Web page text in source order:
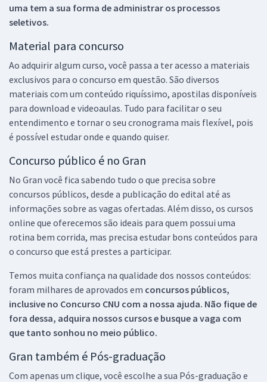
uma tem a sua forma de administrar os processos
seletivos.
Material para concurso
Ao adquirir algum curso, você passa a ter acesso a materiais
exclusivos para o concurso em questão. São diversos
materiais com um conteúdo riquíssimo, apostilas disponíveis
para download e videoaulas. Tudo para facilitar o seu
entendimento e tornar o seu cronograma mais flexível, pois
é possível estudar onde e quando quiser.
Concurso público é no Gran
No Gran você fica sabendo tudo o que precisa sobre
concursos públicos, desde a publicação do edital até as
informações sobre as vagas ofertadas. Além disso, os cursos
online que oferecemos são ideais para quem possui uma
rotina bem corrida, mas precisa estudar bons conteúdos para
o concurso que está prestes a participar.
Temos muita confiança na qualidade dos nossos conteúdos:
foram milhares de aprovados em concursos públicos,
inclusive no Concurso CNU com a nossa ajuda. Não fique de
fora dessa, adquira nossos cursos e busque a vaga com
que tanto sonhou no meio público.
Gran também é Pós-graduação
Com apenas um clique, você escolhe a sua Pós-graduação e